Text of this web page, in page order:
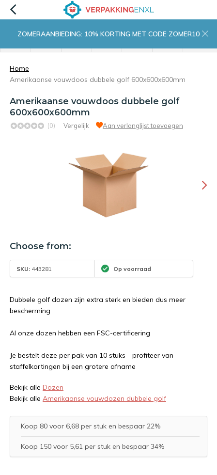
ZOMERAANBIEDING: 10% KORTING MET CODE ZOMER10
Home
Amerikaanse vouwdoos dubbele golf 600x600x600mm
Amerikaanse vouwdoos dubbele golf
600x600x600mm
(0) Vergelijk Aan verlanglijst toevoegen
Choose from:
SKU: 443281 Op voorraad
Dubbele golf dozen zijn extra sterk en bieden dus meer
bescherming
Al onze dozen hebben een FSC-certificering
Je bestelt deze per pak van 10 stuks - profiteer van
staffelkortingen bij een grotere afname
Bekijk alle Dozen
Bekijk alle Amerikaanse vouwdozen dubbele golf
Koop 80 voor 6,68 per stuk en bespaar 22%
Koop 150 voor 5,61 per stuk en bespaar 34%